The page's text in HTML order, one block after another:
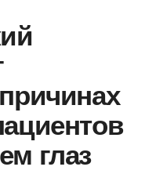
глаз